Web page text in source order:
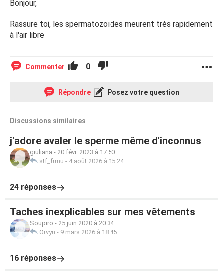
Bonjour,
Rassure toi, les spermatozoïdes meurent très rapidement
à l'air libre
Commenter 0
Répondre Posez votre question
Discussions similaires
j'adore avaler le sperme même d'inconnus
giuliana - 20 févr. 2023 à 17:50
stf_frmu - 4 août 2026 à 15:24
24 réponses
Taches inexplicables sur mes vêtements
Soupiro - 25 juin 2020 à 20:34
Orvyn - 9 mars 2026 à 18:45
16 réponses